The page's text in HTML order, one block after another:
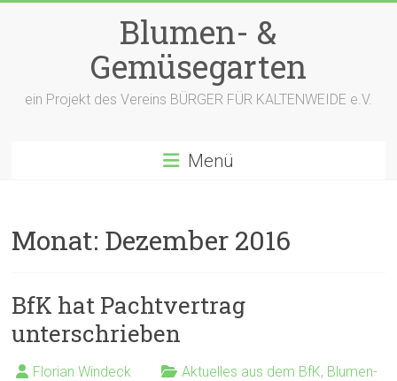
Blumen- &
Gemüsegarten
ein Projekt des Vereins BÜRGER FÜR KALTENWEIDE e.V.
Menü
Monat: Dezember 2016
BfK hat Pachtvertrag
unterschrieben
Florian Windeck Aktuelles aus dem BfK, Blumen-